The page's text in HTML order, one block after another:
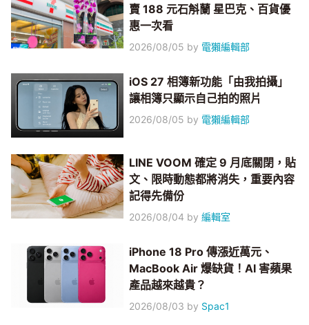
賣 188 元石斛蘭 星巴克、百貨優
惠一次看
2026/08/05 by 電獺編輯部
iOS 27 相簿新功能「由我拍攝」
讓相簿只顯示自己拍的照片
2026/08/05 by 電獺編輯部
LINE VOOM 確定 9 月底關閉，貼
文、限時動態都將消失，重要內容
記得先備份
2026/08/04 by編輯室
iPhone 18 Pro 傳漲近萬元、
MacBook Air 爆缺貨！AI 害蘋果
產品越來越貴？
2026/08/03 by Spac1